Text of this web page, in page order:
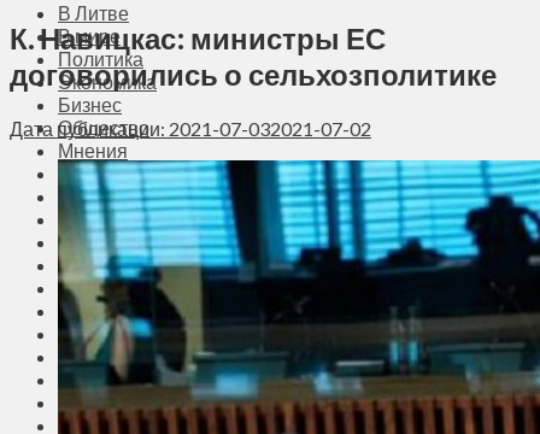
В Литве
В мире
Политика
Экономика
Бизнес
Общество
Мнения
Вильнюс
Клайпеда
Висагинас
Регионы
Соседи
Транспорт
Выбор читателей
Калейдоскоп
Армия
Сейм Литвы
Культура
Больше
К. Навицкас: министры ЕС
договорились о сельхозполитике
Дата публикации: 2021-07-032021-07-02